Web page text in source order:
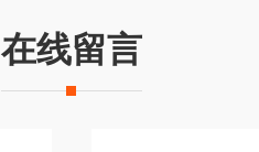
在线留言